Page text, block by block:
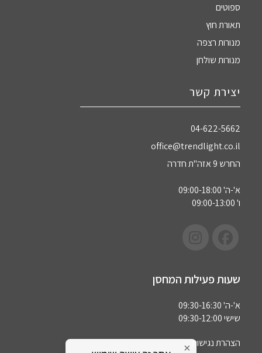
ספוטים
תאורת חוץ
מנורות רצפה
מנורות שולחן
יצירת קשר
04-622-5662‏
office@trendlight.co.il
החרש 9 אזה"ת חדרה
א'-ה' 09:00-18:00
ו' 09:00-13:00
שעות פעילות המחסן
א'-ה' 09:30-16:30
שישי 09:30-12:00
הצהרת נגישות×